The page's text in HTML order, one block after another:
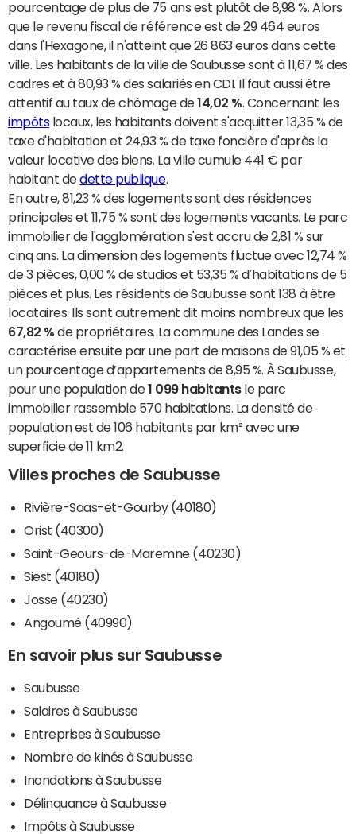
pourcentage de plus de 75 ans est plutôt de 8,98 %. Alors
que le revenu fiscal de référence est de 29 464 euros
dans l'Hexagone, il n'atteint que 26 863 euros dans cette
ville. Les habitants de la ville de Saubusse sont à 11,67 % des
cadres et à 80,93 % des salariés en CDI. Il faut aussi être
attentif au taux de chômage de14,02 %. Concernant les
impôtslocaux, les habitants doivent s'acquitter 13,35 % de
taxe d'habitation et 24,93 % de taxe foncière d'après la
valeur locative des biens. La ville cumule 441 € par
habitant dedette publique.
En outre, 81,23 % des logements sont des résidences
principales et 11,75 % sont des logements vacants. Le parc
immobilier de l'agglomération s'est accru de 2,81 % sur
cinq ans. La dimension des logements fluctue avec 12,74 %
de 3 pièces, 0,00 % de studios et 53,35 % d’habitations de 5
pièces et plus. Les résidents de Saubusse sont 138 à être
locataires. Ils sont autrement dit moins nombreux que les
67,82 % de propriétaires. La commune des Landes se
caractérise ensuite par une part de maisons de 91,05 % et
un pourcentage d’appartements de 8,95 %. À Saubusse,
pour une population de1 099 habitantsle parc
immobilier rassemble 570 habitations. La densité de
population est de 106 habitants par km² avec une
superficie de 11 km2.
Villes proches de Saubusse
Rivière-Saas-et-Gourby (40180)
Orist (40300)
Saint-Geours-de-Maremne (40230)
Siest (40180)
Josse (40230)
Angoumé (40990)
En savoir plus sur Saubusse
Saubusse
Salaires à Saubusse
Entreprises à Saubusse
Nombre de kinés à Saubusse
Inondations à Saubusse
Délinquance à Saubusse
Impôts à Saubusse